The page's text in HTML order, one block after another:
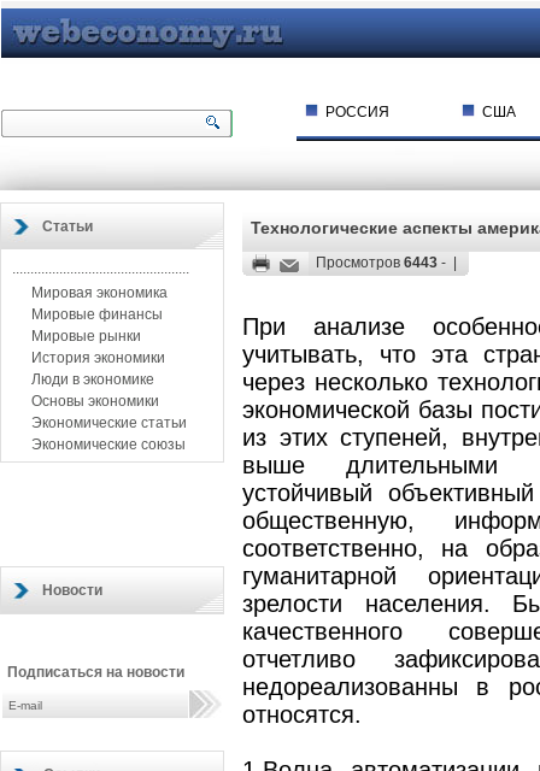
РОССИЯ США
Статьи
.................................................
Мировая экономика
Мировые финансы
Мировые рынки
История экономики
Люди в экономике
Основы экономики
Экономические статьи
Экономические союзы
Новости
Подписаться на новости
Технологические аспекты
Просмотров 6443 - |
При анализе
учитывать, что эта
через несколько
экономической базы
из этих ступеней,
выше длительными
устойчивый
общественную,
соответственно, на
гуманитарной
зрелости населения.
качественного
отчетливо
недореализованны в
относятся.